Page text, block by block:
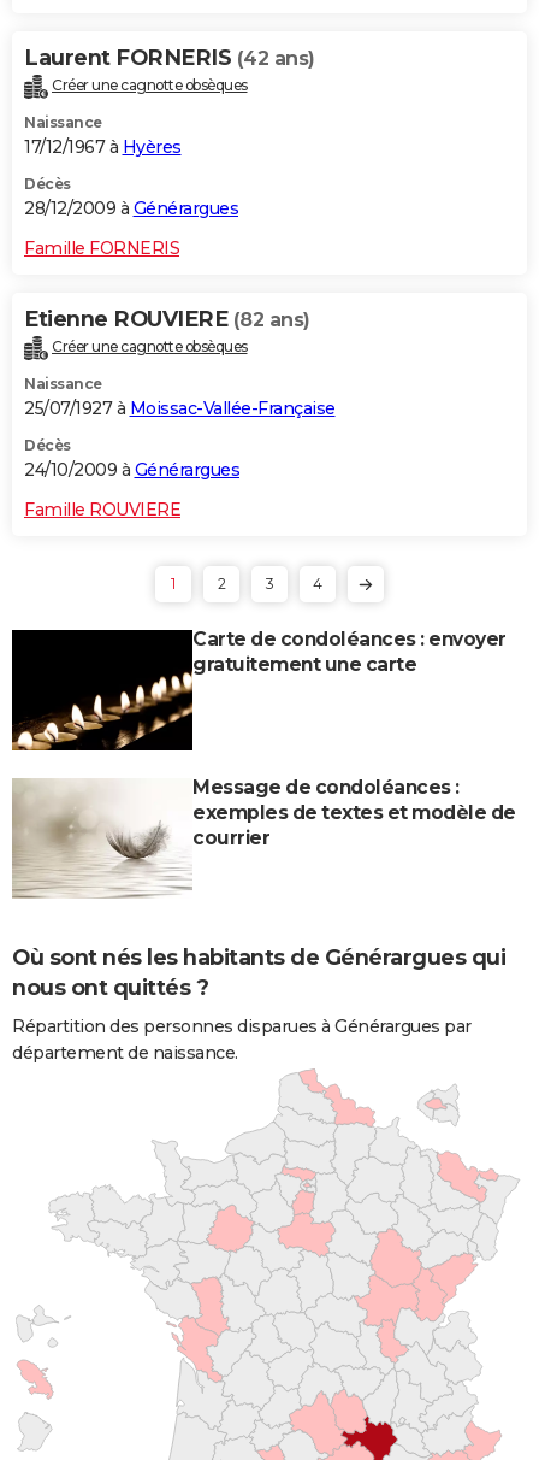
Laurent FORNERIS (42 ans)
Créer une cagnotte obsèques
Naissance
17/12/1967 à Hyères
Décès
28/12/2009 à Générargues
Famille FORNERIS
Etienne ROUVIERE (82 ans)
Créer une cagnotte obsèques
Naissance
25/07/1927 à Moissac-Vallée-Française
Décès
24/10/2009 à Générargues
Famille ROUVIERE
1 2 3 4
Carte de condoléances : envoyer
gratuitement une carte
Message de condoléances :
exemples de textes et modèle de
courrier
Où sont nés les habitants de Générargues qui
nous ont quittés ?
Répartition des personnes disparues à Générargues par
département de naissance.